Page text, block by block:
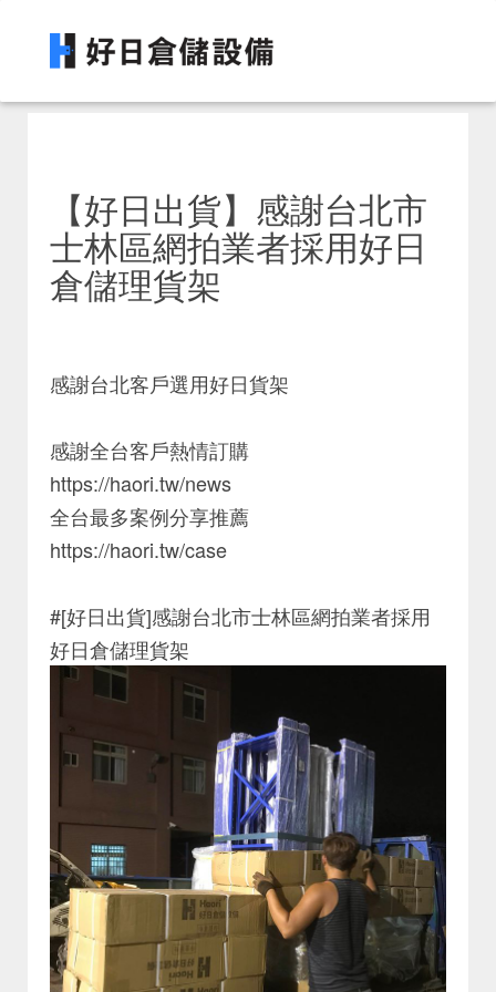
【好日出貨】感謝台北市
士林區網拍業者採用好日
倉儲理貨架
感謝台北客戶選用好日貨架
感謝全台客戶熱情訂購
https://haori.tw/news
全台最多案例分享推薦
https://haori.tw/case
#[好日出貨]感謝台北市士林區網拍業者採用
好日倉儲理貨架